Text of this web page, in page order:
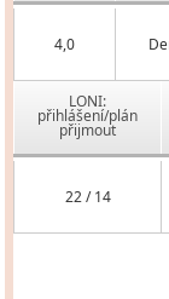
4,0
LONI:
přihlášení/plán
přijmout
22 / 14